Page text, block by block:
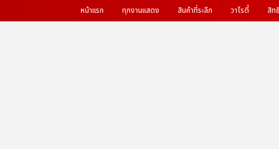
หน้าแรก ทุกงานแสดง สินค้าที่ระลึก วาไรตี้ สิท